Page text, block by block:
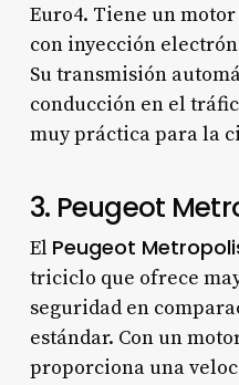
Euro4. Tiene un
con inyección
Su transmisión
conducción en el
muy práctica para la
3. Peugeot
El Peugeot
triciclo que ofrece
seguridad en
estándar. Con un
proporciona una